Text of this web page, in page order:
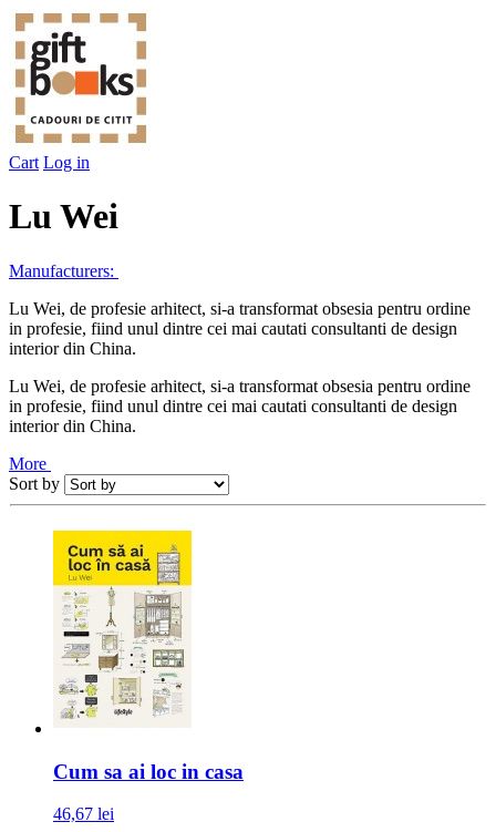
Cart Log in
Lu Wei
Manufacturers:
Lu Wei, de profesie arhitect, si-a transformat obsesia pentru ordine
in profesie, fiind unul dintre cei mai cautati consultanti de design
interior din China.
Lu Wei, de profesie arhitect, si-a transformat obsesia pentru ordine
in profesie, fiind unul dintre cei mai cautati consultanti de design
interior din China.
More
Sort by
Cum sa ai loc in casa
46,67 lei